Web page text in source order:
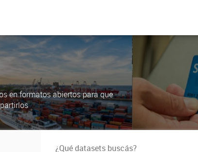
en formatos abiertos para que